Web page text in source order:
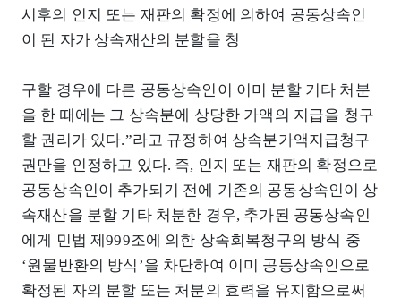
시후의 인지 또는 재판의 확정에 의하여 공동상속인
이 된 자가 상속재산의 분할을 청
구할 경우에 다른 공동상속인이 이미 분할 기타 처분
을 한 때에는 그 상속분에 상당한 가액의 지급을 청구
할 권리가 있다.”라고 규정하여 상속분가액지급청구
권만을 인정하고 있다. 즉, 인지 또는 재판의 확정으로
공동상속인이 추가되기 전에 기존의 공동상속인이 상
속재산을 분할 기타 처분한 경우, 추가된 공동상속인
에게 민법 제999조에 의한 상속회복청구의 방식 중
‘원물반환의 방식’을 차단하여 이미 공동상속인으로
확정된 자의 분할 또는 처분의 효력을 유지함으로써